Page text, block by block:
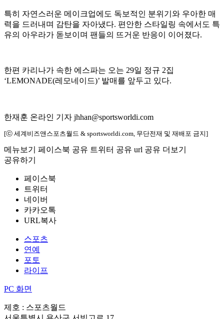
특히 자연스러운 메이크업에도 독보적인 분위기와 우아한 매
력을 드러내며 감탄을 자아냈다. 편안한 스타일링 속에서도 특
유의 아우라가 돋보이며 팬들의 뜨거운 반응이 이어졌다.
한편 카리나가 속한 에스파는 오는 29일 정규 2집
‘LEMONADE(레모네이드)’ 발매를 앞두고 있다.
한재훈 온라인 기자 jhhan@sportsworldi.com
[ⓒ 세계비즈앤스포츠월드 & sportsworldi.com, 무단전재 및 재배포 금지]
메뉴보기 페이스북 공유 트위터 공유 url 공유 더보기
공유하기
페이스북
트위터
네이버
카카오톡
URL복사
스포츠
연예
포토
라이프
PC 화면
제호 : 스포츠월드